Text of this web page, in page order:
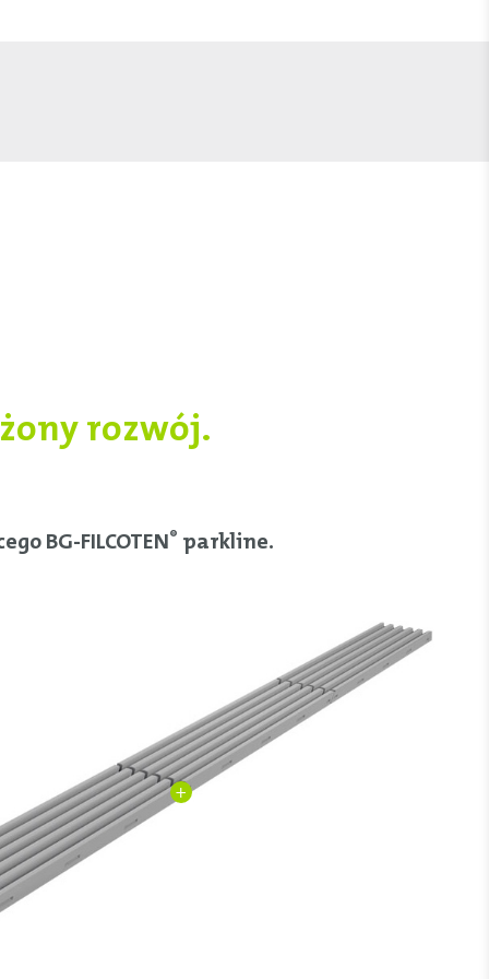
rozwój.
BG-FILCOTEN® parkline.
+